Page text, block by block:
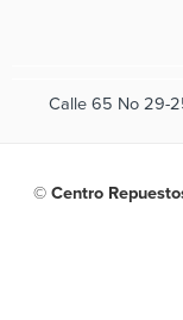
Calle 65 No 29-
© Centro